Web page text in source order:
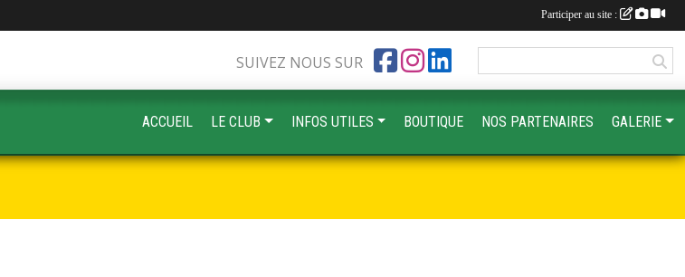
SUIVEZ NOUS SUR
ACCUEIL LE CLUB INFOS UTILES BOUTIQUE NOS PARTENAIRES GALERIE
Participer au site :